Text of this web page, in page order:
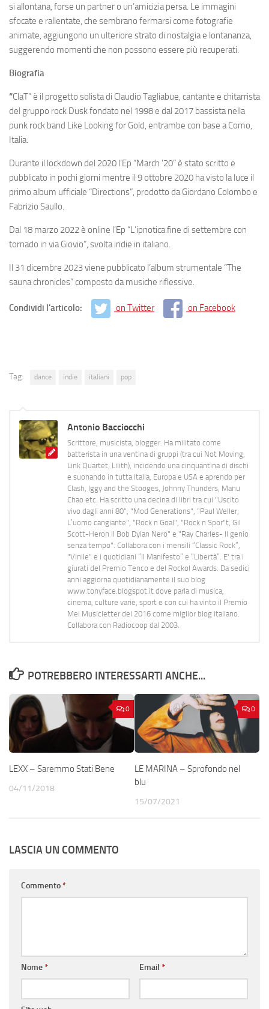
si allontana, forse un partner o un’amicizia persa. Le immagini
sfocate e rallentate, che sembrano fermarsi come fotografie
animate, aggiungono un ulteriore strato di nostalgia e lontananza,
suggerendo momenti che non possono essere più recuperati.
Biografia
“ClaT” è il progetto solista di Claudio Tagliabue, cantante e chitarrista
del gruppo rock Dusk fondato nel 1998 e dal 2017 bassista nella
punk rock band Like Looking for Gold, entrambe con base a Como,
Italia.
Durante il lockdown del 2020 l’Ep “March ’20” è stato scritto e
pubblicato in pochi giorni mentre il 9 ottobre 2020 ha visto la luce il
primo album ufficiale “Directions”, prodotto da Giordano Colombo e
Fabrizio Saullo.
Dal 18 marzo 2022 è online l’Ep “L’ipnotica fine di settembre con
tornado in via Giovio”, svolta indie in italiano.
Il 31 dicembre 2023 viene pubblicato l’album strumentale “The
sauna chronicles” composto da musiche riflessive.
Condividi l'articolo: on Twitter on Facebook
Tag: dance indie italiani pop
Antonio Bacciocchi
Scrittore, musicista, blogger. Ha militato come
batterista in una ventina di gruppi (tra cui Not Moving,
Link Quartet, Lilith), incidendo una cinquantina di dischi
e suonando in tutta Italia, Europa e USA e aprendo per
Clash, Iggy and the Stooges, Johnny Thunders, Manu
Chao etc. Ha scritto una decina di libri tra cui "Uscito
vivo dagli anni 80", "Mod Generations", "Paul Weller,
L’uomo cangiante", "Rock n Goal", "Rock n Spor"t, Gil
Scott-Heron Il Bob Dylan Nero" e "Ray Charles- Il genio
senza tempo". Collabora con i mensili “Classic Rock”,
"Vinile" e i quotidiani “Il Manifesto” e “Libertà”. E' tra i
giurati del Premio Tenco e del Rockol Awards. Da sedici
anni aggiorna quotidianamente il suo blog
www.tonyface.blogspot.it dove parla di musica,
cinema, culture varie, sport e con cui ha vinto il Premio
Mei Musicletter del 2016 come miglior blog italiano.
Collabora con Radiocoop dal 2003.
POTREBBERO INTERESSARTI ANCHE...
0
LEXX – Saremmo Stati Bene
04/11/2018
0
LE MARINA – Sprofondo nel
blu
15/07/2021
LASCIA UN COMMENTO
Commento*
Nome* Email *